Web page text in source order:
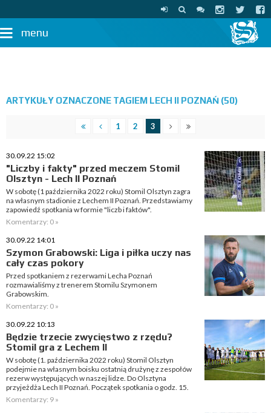
menu
ARTYKUŁY OZNACZONE TAGIEM LECH II POZNAŃ (50)
1 2 3
30.09.22 15:02
"Liczby i fakty" przed meczem Stomil
Olsztyn - Lech II Poznań
W sobotę (1 października 2022 roku) Stomil Olsztyn zagra
na własnym stadionie z Lechem II Poznań. Przedstawiamy
zapowiedź spotkania w formie "liczb i faktów".
Komentarzy: 0 »
30.09.22 14:01
Szymon Grabowski: Liga i piłka uczy nas
cały czas pokory
Przed spotkaniem z rezerwami Lecha Poznań
rozmawialiśmy z trenerem Stomilu Szymonem
Grabowskim.
Komentarzy: 0 »
30.09.22 10:13
Będzie trzecie zwycięstwo z rzędu?
Stomil gra z Lechem II
W sobotę (1. października 2022 roku) Stomil Olsztyn
podejmie na własnym boisku ostatnią drużynę z zespołów
rezerw występujących w naszej lidze. Do Olsztyna
przyjeżdża Lech II Poznań. Początek spotkania o godz. 15.
Komentarzy: 9 »